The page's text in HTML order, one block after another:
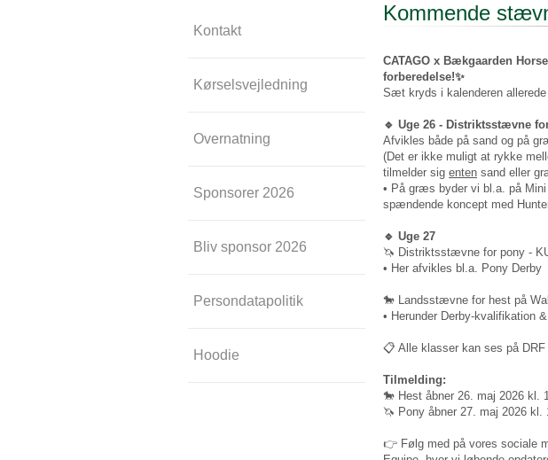
Kontakt
Kørselsvejledning
Overnatning
Sponsorer 2026
Bliv sponsor 2026
Persondatapolitik
Hoodie
Kommende
CATAGO x Bækgaarden
forberedelse!✨
Sæt kryds i kalenderen
🔹 Uge 26 - Distriktsstævne
Afvikles både på sand og på
(Det er ikke muligt at rykke
tilmelder sig enten sand eller
• På græs byder vi bl.a. på
spændende koncept med
🔹 Uge 27
🦄 Distriktsstævne for pony -
• Her afvikles bl.a. Pony Derby
🐎 Landsstævne for hest på
• Herunder Derby-kvalifikation
📋 Alle klasser kan ses på DRF
Tilmelding:
🐎 Hest åbner 26. maj 2026 kl.
🦄 Pony åbner 27. maj 2026 kl.
👉 Følg med på vores sociale